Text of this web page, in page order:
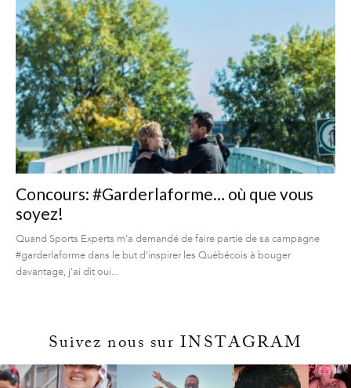
Concours: #Garderlaforme… où que vous
soyez!
Quand Sports Experts m'a demandé de faire partie de sa campagne
#garderlaforme dans le but d'inspirer les Québécois à bouger
davantage, j'ai dit oui...
Suivez nous sur INSTAGRAM